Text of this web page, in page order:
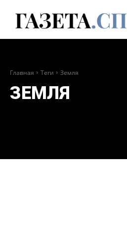
Главная Теги Земля
ЗЕМЛЯ